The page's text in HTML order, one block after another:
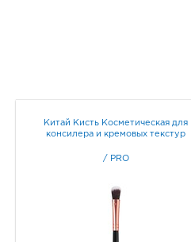
Китай Кисть Косметическая для
консилера и кремовых текстур
/ PRO